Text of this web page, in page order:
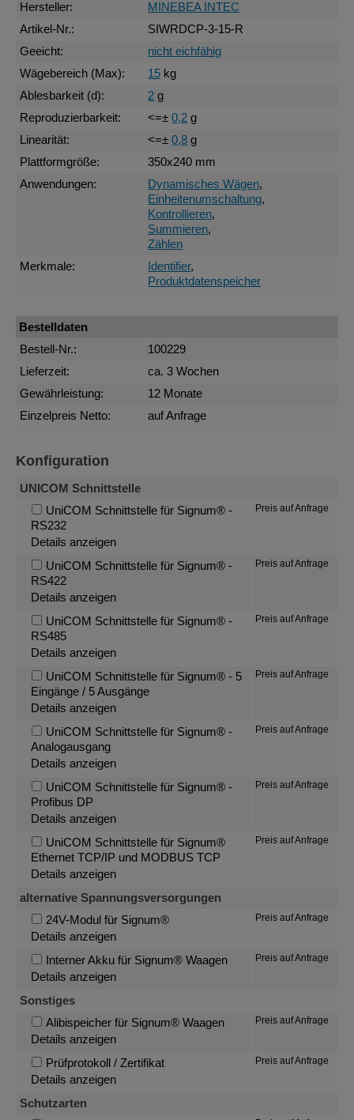
Hersteller:
MINEBEA INTEC
Artikel-Nr.:
SIWRDCP-3-15-R
Geeicht:
nicht eichfähig
Wägebereich (Max):
15 kg
Ablesbarkeit (d):
2 g
Reproduzierbarkeit:
<=±0,2 g
Linearität:
<=±0,8 g
Plattformgröße:
350x240 mm
Anwendungen:
Dynamisches Wägen,
Einheitenumschaltung,
Kontrollieren,
Summieren,
Zählen
Merkmale:
Identifier,
Produktdatenspeicher
Bestelldaten
Bestell-Nr.:
100229
Lieferzeit:
ca. 3 Wochen
Gewährleistung:
12 Monate
Einzelpreis Netto:
auf Anfrage
Konfiguration
UNICOM Schnittstelle
UniCOM Schnittstelle für Signum® -
RS232
Details anzeigen
Preis auf Anfrage
UniCOM Schnittstelle für Signum® -
RS422
Details anzeigen
Preis auf Anfrage
UniCOM Schnittstelle für Signum® -
RS485
Details anzeigen
Preis auf Anfrage
UniCOM Schnittstelle für Signum® - 5
Eingänge / 5 Ausgänge
Details anzeigen
Preis auf Anfrage
UniCOM Schnittstelle für Signum® -
Analogausgang
Details anzeigen
Preis auf Anfrage
UniCOM Schnittstelle für Signum® -
Profibus DP
Details anzeigen
Preis auf Anfrage
UniCOM Schnittstelle für Signum®
Ethernet TCP/IP und MODBUS TCP
Details anzeigen
Preis auf Anfrage
alternative Spannungsversorgungen
24V-Modul für Signum®
Details anzeigen
Preis auf Anfrage
Interner Akku für Signum® Waagen
Details anzeigen
Preis auf Anfrage
Sonstiges
Alibispeicher für Signum® Waagen
Details anzeigen
Preis auf Anfrage
Prüfprotokoll / Zertifikat
Details anzeigen
Preis auf Anfrage
Schutzarten